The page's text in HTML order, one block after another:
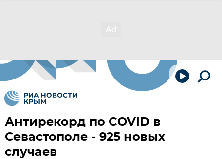
Антирекорд по COVID в
Севастополе - 925 новых
случаев